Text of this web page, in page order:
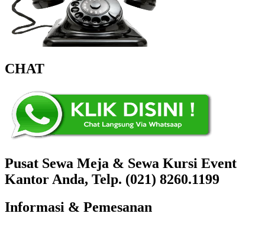
CHAT
Pusat Sewa Meja & Sewa Kursi Event
Kantor Anda, Telp. (021) 8260.1199
Informasi & Pemesanan